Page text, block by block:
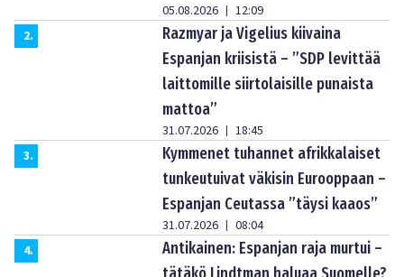
05.08.2026 | 12:09
2.
Razmyar ja Vigelius kiivaina
Espanjan kriisistä – ”SDP levittää
laittomille siirtolaisille punaista
mattoa”
31.07.2026 | 18:45
3.
Kymmenet tuhannet afrikkalaiset
tunkeutuivat väkisin Eurooppaan –
Espanjan Ceutassa ”täysi kaaos”
31.07.2026 | 08:04
4.
Antikainen: Espanjan raja murtui –
tätäkö Lindtman haluaa Suomelle?